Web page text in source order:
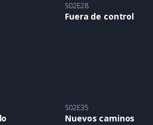
S02E28
Fuera de control
S02E35
Nuevos caminos